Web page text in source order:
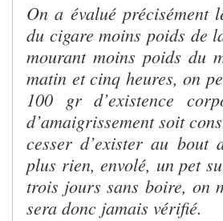
On a évalué précisément
du cigare moins poids de
mourant moins poids du
matin et cinq heures, on
100 gr d’existence
d’amaigrissement soit
cesser d’exister au
plus rien, envolé, un pet
trois jours sans boire, on
sera donc jamais vérifié.